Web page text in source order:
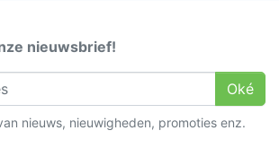
nieuwsbrief!
Oké
nieuws, nieuwigheden, promoties enz.